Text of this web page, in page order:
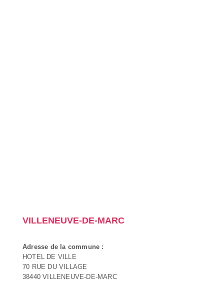
VILLENEUVE-DE-MARC
Adresse de la commune :
HOTEL DE VILLE
70 RUE DU VILLAGE
38440 VILLENEUVE-DE-MARC